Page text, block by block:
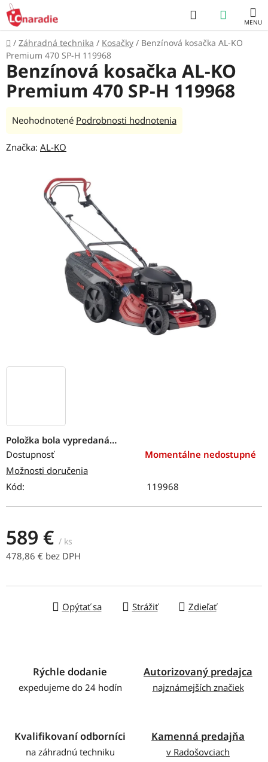
Prejsť
na
obsah
Hľadať
KOŠÍK
Domov
/ Záhradná technika / Kosačky / Benzínová kosačka AL-KO
Premium 470 SP-H 119968
Položka bola vypredaná…
Dostupnosť
Momentálne nedostupné
Možnosti doručenia
Kód:
119968
589 € / ks
478,86 € bez DPH
Opýtať sa Strážiť Zdieľať
Benzínová kosačka AL-KO
Premium 470 SP-H 119968
Priemerné
produktu
Neohodnotené Podrobnosti hodnotenia
Značka: AL-KO
Rýchle dodanie
expedujeme do 24 hodín
Autorizovaný predajca
najznámejších značiek
Kvalifikovaní odborníci
na záhradnú techniku
Kamenná predajňa
v Radošovciach